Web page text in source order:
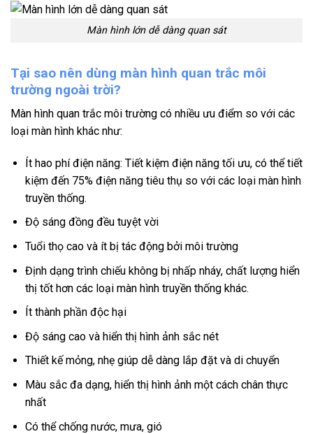
Màn hình lớn dễ dàng quan sát
Tại sao nên dùng màn hình quan trắc môi
trường ngoài trời?
Màn hình quan trắc môi trường có nhiều ưu điểm so với các
loại màn hình khác như:
Ít hao phí điện năng: Tiết kiệm điện năng tối ưu, có thể tiết
kiệm đến 75% điện năng tiêu thụ so với các loại màn hình
truyền thống.
Độ sáng đồng đều tuyệt vời
Tuổi thọ cao và ít bị tác động bởi môi trường
Định dạng trình chiếu không bị nhấp nháy, chất lượng hiển
thị tốt hơn các loại màn hình truyền thống khác.
Ít thành phần độc hại
Độ sáng cao và hiển thị hình ảnh sắc nét
Thiết kế mỏng, nhẹ giúp dễ dàng lắp đặt và di chuyển
Màu sắc đa dạng, hiển thị hình ảnh một cách chân thực
nhất
Có thể chống nước, mưa, gió